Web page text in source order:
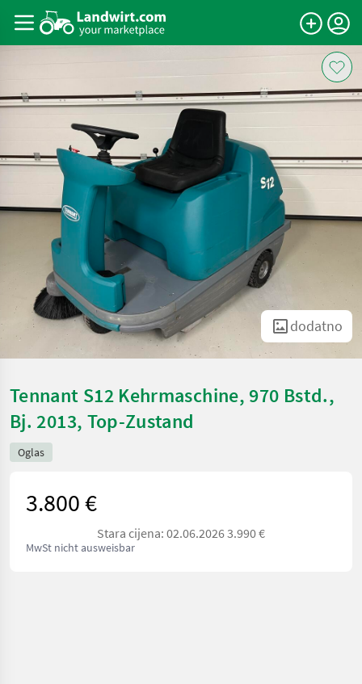
dodatno
Tennant S12 Kehrmaschine, 970 Bstd.,
Bj. 2013, Top-Zustand
Oglas
3.800 €
Stara cijena: 02.06.2026 3.990 €
MwSt nicht ausweisbar